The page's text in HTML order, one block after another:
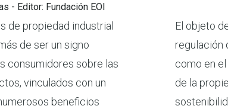
- Editor: Fundación EOI
de propiedad industrial
de ser un signo
consumidores sobre las
vinculados con un
beneficios
El objeto
regulación
como en
de la